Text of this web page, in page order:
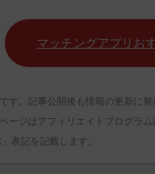
マッチングアプリお
す。記事公開後も情報の更新に
ージはアフィリエイトプログラ
表記を記載します。